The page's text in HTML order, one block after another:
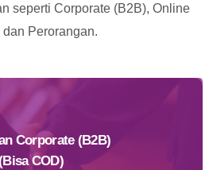
seperti Corporate (B2B), Online
dan Perorangan.
Corporate (B2B)
COD)